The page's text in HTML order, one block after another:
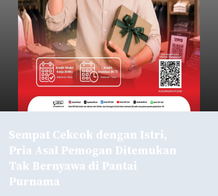
Sempat Cekcok dengan Istri,
Pria Asal Pemogan Ditemukan
Tak Bernyawa di Pantai
Purnama